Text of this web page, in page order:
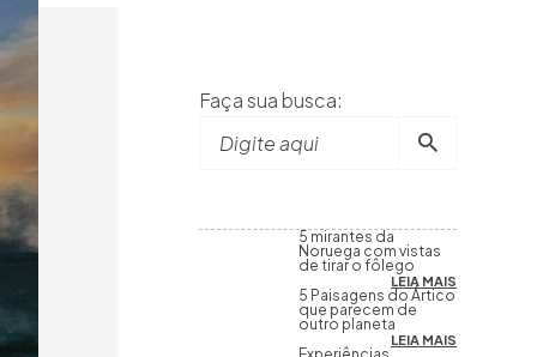
Faça sua busca:
5 mirantes da
Noruega com vistas
de tirar o fôlego
LEIA MAIS
5 Paisagens do Ártico
que parecem de
outro planeta
LEIA MAIS